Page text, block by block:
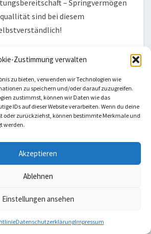
Zustimmung verwalten
zu bieten, verwenden wir Technologien wie
zu speichern und/oder darauf zuzugreifen.
zustimmst, können wir Daten wie das
IDs auf dieser Website verarbeiten. Wenn du deine
oder zurückziehst, können bestimmte Merkmale und
werden.
Akzeptieren
Ablehnen
Einstellungen ansehen
DatenschutzerklärungImpressum
– Springvermögen
sind bei diesem
are sorry, but we have not written
is for sale, yet. If you need any
regarding this foal, please do not
contact with Harald Andresen